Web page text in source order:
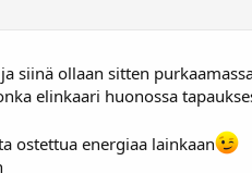
siinä ollaan sitten
elinkaari huonossa
ostettua energiaa lainkaan